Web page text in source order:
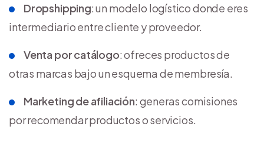
Dropshipping: un modelo logístico donde eres
intermediario entre cliente y proveedor.
Venta por catálogo: ofreces productos de
otras marcas bajo un esquema de membresía.
Marketing de afiliación: generas comisiones
por recomendar productos o servicios.